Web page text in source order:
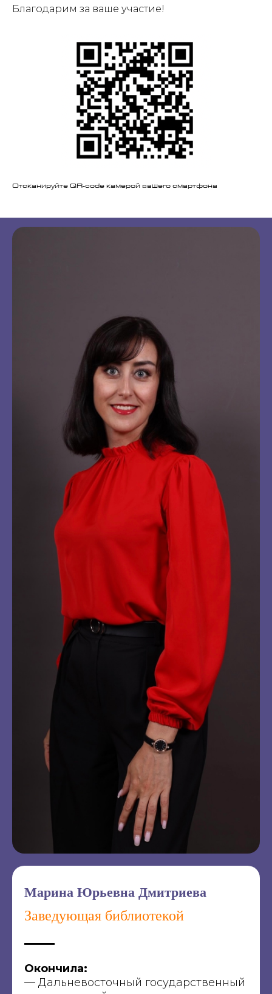
Благодарим за ваше участие!
Отсканируйте QR-code камерой вашего смартфона
Марина Юрьевна Дмитриева
Заведующая библиотекой
Окончила:
— Дальневосточный государственный